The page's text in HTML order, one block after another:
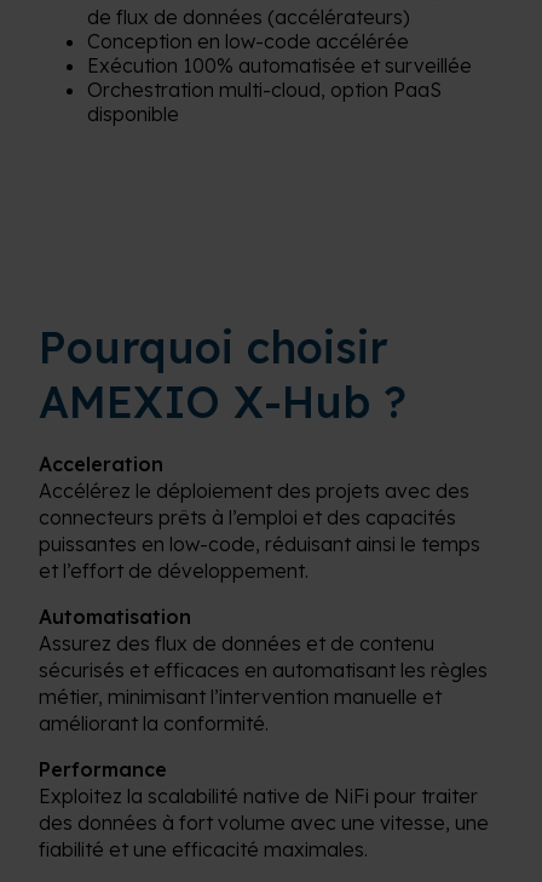
de flux de données (accélérateurs)
Conception en low-code accélérée
Exécution 100% automatisée et surveillée
Orchestration multi-cloud, option PaaS
disponible
Pourquoi choisir
AMEXIO X-Hub ?
Acceleration
Accélérez le déploiement des projets avec des
connecteurs prêts à l’emploi et des capacités
puissantes en low-code, réduisant ainsi le temps
et l’effort de développement.
Automatisation
Assurez des flux de données et de contenu
sécurisés et efficaces en automatisant les règles
métier, minimisant l’intervention manuelle et
améliorant la conformité.
Performance
Exploitez la scalabilité native de NiFi pour traiter
des données à fort volume avec une vitesse, une
fiabilité et une efficacité maximales.